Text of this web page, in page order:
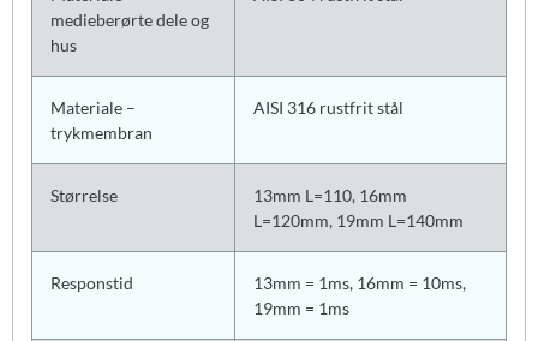
medieberørte dele og
hus
Materiale –
trykmembran
AISI 316 rustfrit stål
Størrelse
13mm L=110, 16mm
L=120mm, 19mm L=140mm
Responstid
13mm = 1ms, 16mm = 10ms,
19mm = 1ms